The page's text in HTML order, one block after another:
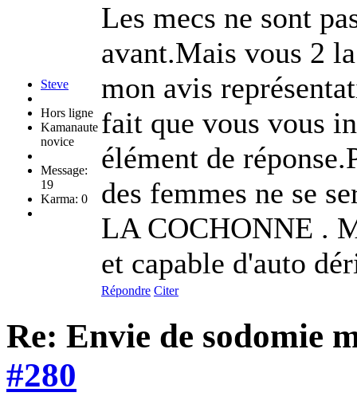
Steve
Hors ligne
Kamanaute
novice
Message:
19
Karma: 0
Les mecs ne sont
avant.Mais vous 2
mon avis
fait que vous vous
élément de
des femmes ne se
LA COCHONNE .
et capable d'auto
Répondre Citer
Re: Envie de sodomie
#280